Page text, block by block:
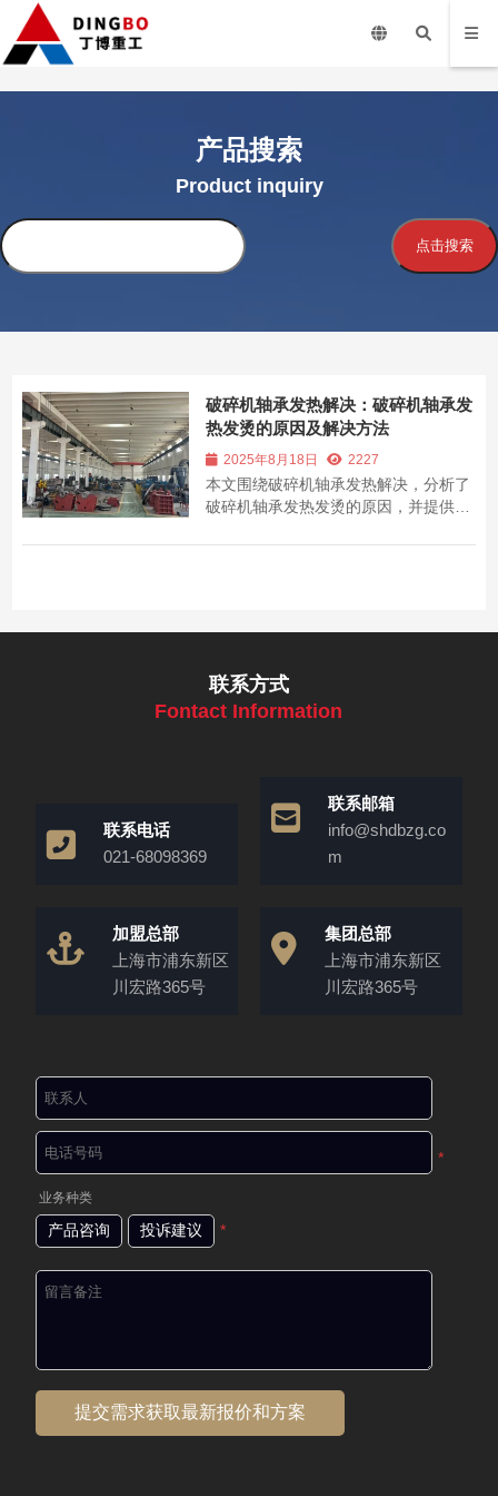
产品搜索
Product inquiry
点击搜索
破碎机轴承发热解决：破碎机轴承发
热发烫的原因及解决方法
2025年8月18日 2227
本文围绕破碎机轴承发热解决，分析了
破碎机轴承发热发烫的原因，并提供了
考。
联系方式
Fontact Information
联系电话
021-68098369
联系邮箱
info@shdbzg.co
m
加盟总部
上海市浦东新区
川宏路365号
集团总部
上海市浦东新区
川宏路365号
*
业务种类
产品咨询 投诉建议 *